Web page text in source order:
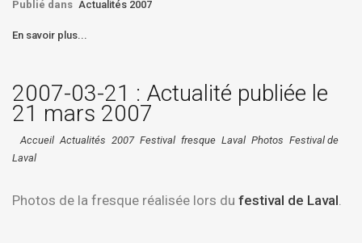
Publié dans Actualités 2007
En savoir plus...
2007-03-21 : Actualité publiée le
21 mars 2007
Accueil Actualités 2007 Festival fresque Laval Photos Festival de
Laval
Photos de la fresque réalisée lors du festival de Laval.